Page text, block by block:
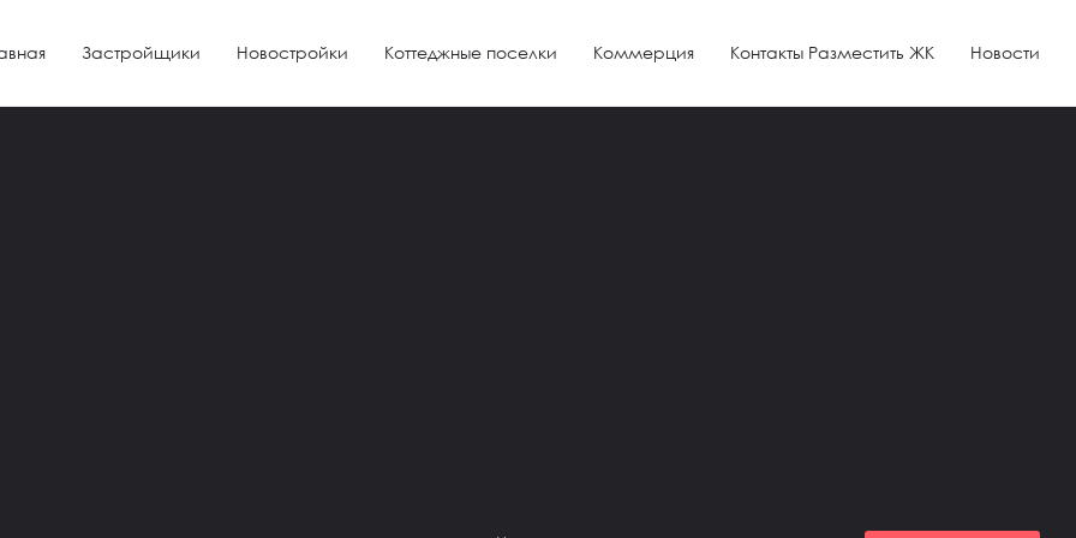
Застройщики Новостройки Коттеджные поселки Коммерция Контакты Разместить ЖК Новости